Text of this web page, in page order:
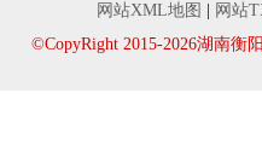
网站XML地图 网站
©CopyRight 2015-2026湖南衡